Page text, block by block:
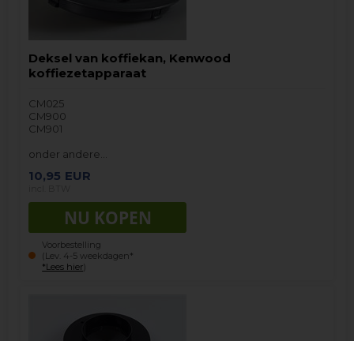
Deksel van koffiekan, Kenwood
koffiezetapparaat
CM025
CM900
CM901
onder andere…
10,95 EUR
Voorbestelling
(Lev. 4-5 weekdagen*
*Lees hier)